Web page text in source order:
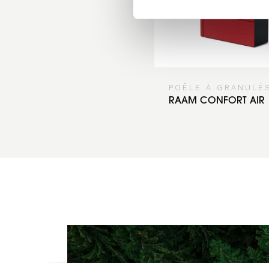
POÊLE À GRANULÉS
RAAM CONFORT AIR